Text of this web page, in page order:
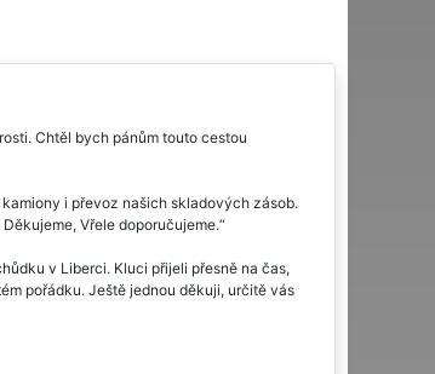
Chtěl bych pánům touto cestou
i převoz našich skladových zásob.
Vřele doporučujeme.
v Liberci. Kluci přijeli přesně na čas,
pořádku. Ještě jednou děkuji, určitě vás